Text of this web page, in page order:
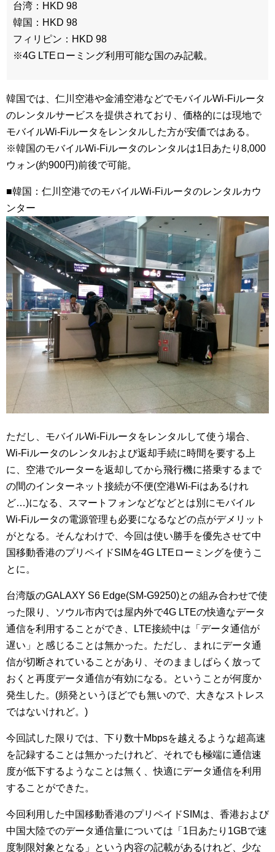
台湾：HKD 98
韓国：HKD 98
フィリピン：HKD 98
※4G LTEローミング利用可能な国のみ記載。
韓国では、仁川空港や金浦空港などでモバイルWi-Fiルータ
のレンタルサービスを提供されており、価格的には現地で
モバイルWi-Fiルータをレンタルした方が安価ではある。
※韓国のモバイルWi-Fiルータのレンタルは1日あたり8,000
ウォン(約900円)前後で可能。
■韓国：仁川空港でのモバイルWi-Fiルータのレンタルカウ
ンター
ただし、モバイルWi-Fiルータをレンタルして使う場合、
Wi-Fiルータのレンタルおよび返却手続に時間を要する上
に、空港でルーターを返却してから飛行機に搭乗するまで
の間のインターネット接続が不便(空港Wi-Fiはあるけれ
ど…)になる、スマートフォンなどなどとは別にモバイル
Wi-Fiルータの電源管理も必要になるなどの点がデメリット
がとなる。そんなわけで、今回は使い勝手を優先させて中
国移動香港のプリペイドSIMを4G LTEローミングを使うこ
とに。
台湾版のGALAXY S6 Edge(SM-G9250)との組み合わせで使
った限り、ソウル市内では屋内外で4G LTEの快適なデータ
通信を利用することができ、LTE接続中は「データ通信が
遅い」と感じることは無かった。ただし、まれにデータ通
信が切断されていることがあり、そのまましばらく放って
おくと再度データ通信が有効になる。ということが何度か
発生した。(頻発というほどでも無いので、大きなストレス
ではないけれど。)
今回試した限りでは、下り数十Mbpsを越えるような超高速
を記録することは無かったけれど、それでも極端に通信速
度が低下するようなことは無く、快適にデータ通信を利用
することができた。
今回利用した中国移動香港のプリペイドSIMは、香港および
中国大陸でのデータ通信量については「1日あたり1GBで速
度制限対象となる」という内容の記載があるけれど、少な